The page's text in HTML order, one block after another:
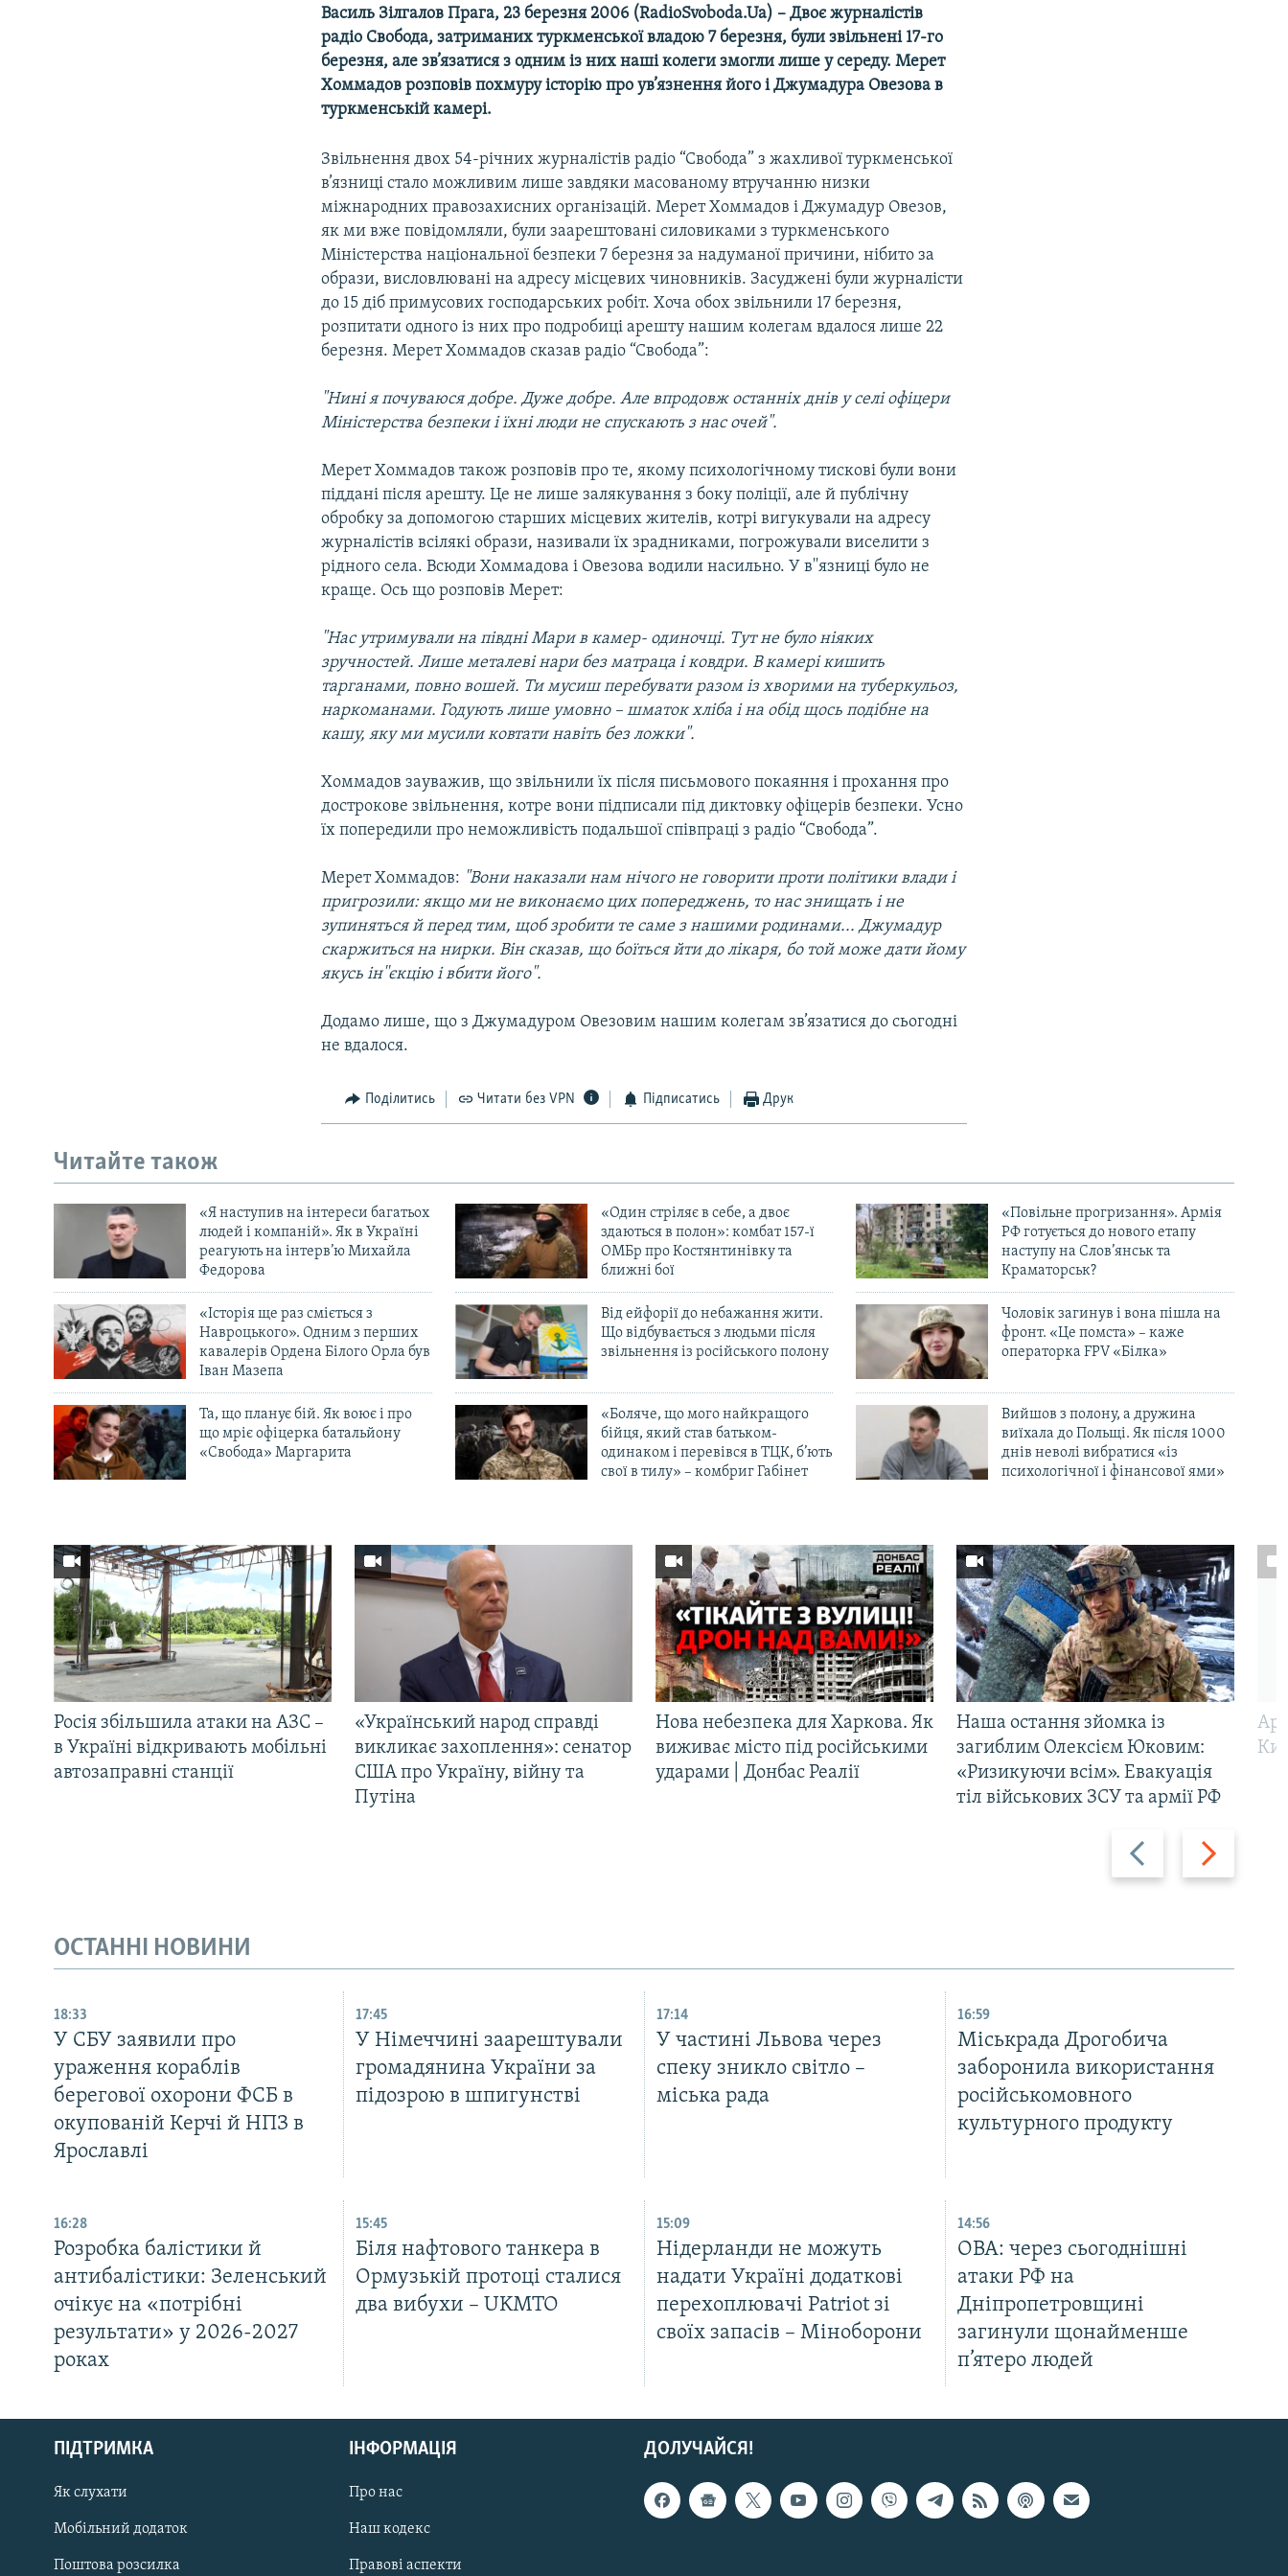
РУС
ДОЛУЧАЙСЯ!
Василь Зілгалов Прага, 23 березня 2006 (RadioSvoboda.Ua) – Двоє журналістів
радіо Свобода, затриманих туркменської владою 7 березня, були звільнені 17-го
березня, але зв’язатися з одним із них наші колеги змогли лише у середу. Мерет
Хоммадов розповів похмуру історію про ув’язнення його і Джумадура Овезова в
туркменській камері.
Звільнення двох 54-річних журналістів радіо “Свобода” з жахливої туркменської
в’язниці стало можливим лише завдяки масованому втручанню низки
міжнародних правозахисних організацій. Мерет Хоммадов і Джумадур Овезов,
як ми вже повідомляли, були заарештовані силовиками з туркменського
Міністерства національної безпеки 7 березня за надуманої причини, нібито за
образи, висловлювані на адресу місцевих чиновників. Засуджені були журналісти
до 15 діб примусових господарських робіт. Хоча обох звільнили 17 березня,
розпитати одного із них про подробиці арешту нашим колегам вдалося лише 22
березня. Мерет Хоммадов сказав радіо “Свобода”:
"Нині я почуваюся добре. Дуже добре. Але впродовж останніх днів у селі офіцери
Міністерства безпеки і їхні люди не спускають з нас очей".
Мерет Хоммадов також розповів про те, якому психологічному тискові були вони
піддані після арешту. Це не лише залякування з боку поліції, але й публічну
обробку за допомогою старших місцевих жителів, котрі вигукували на адресу
журналістів всілякі образи, називали їх зрадниками, погрожували виселити з
рідного села. Всюди Хоммадова і Овезова водили насильно. У в''язниці було не
краще. Ось що розповів Мерет:
"Нас утримували на півдні Мари в камер- одиночці. Тут не було ніяких
зручностей. Лише металеві нари без матраца і ковдри. В камері кишить
тарганами, повно вошей. Ти мусиш перебувати разом із хворими на туберкульоз,
наркоманами. Годують лише умовно – шматок хліба і на обід щось подібне на
кашу, яку ми мусили ковтати навіть без ложки".
Хоммадов зауважив, що звільнили їх після письмового покаяння і прохання про
дострокове звільнення, котре вони підписали під диктовку офіцерів безпеки. Усно
їх попередили про неможливість подальшої співпраці з радіо “Свобода”.
Мерет Хоммадов: "Вони наказали нам нічого не говорити проти політики влади і
пригрозили: якщо ми не виконаємо цих попереджень, то нас знищать і не
зупиняться й перед тим, щоб зробити те саме з нашими родинами... Джумадур
скаржиться на нирки. Він сказав, що боїться йти до лікаря, бо той може дати йому
якусь ін''єкцію і вбити його".
Додамо лише, що з Джумадуром Овезовим нашим колегам зв’язатися до сьогодні
не вдалося.
Поділитись Читати без VPN Підписатись Друк
Читайте також
«Я наступив на інтереси багатьох
людей і компаній». Як в Україні
реагують на інтерв’ю Михайла
Федорова
«Один стріляє в себе, а двоє
здаються в полон»: комбат 157-ї
ОМБр про Костянтинівку та
ближні бої
«Повільне прогризання». Армія
РФ готується до нового етапу
наступу на Слов’янськ та
Краматорськ?
«Історія ще раз сміється з
Навроцького». Одним з перших
кавалерів Ордена Білого Орла був
Іван Мазепа
Від ейфорії до небажання жити.
Що відбувається з людьми після
звільнення із російського полону
Чоловік загинув і вона пішла на
фронт. «Це помста» – каже
операторка FPV «Білка»
Та, що планує бій. Як воює і про
що мріє офіцерка батальйону
«Свобода» Маргарита
«Боляче, що мого найкращого
бійця, який став батьком-
одинаком і перевівся в ТЦК, б’ють
свої в тилу» – комбриг Габінет
Вийшов з полону, а дружина
виїхала до Польщі. Як після 1000
днів неволі вибратися «із
психологічної і фінансової ями»
Назад Вперед
Росія збільшила атаки на АЗС –
в Україні відкривають мобільні
автозаправні станції
«Український народ справді
викликає захоплення»: сенатор
США про Україну, війну та
Путіна
Нова небезпека для Харкова. Як
виживає місто під російськими
ударами | Донбас Реалії
Наша остання зйомка із
загиблим Олексієм Юковим:
«Ризикуючи всім». Евакуація
тіл військових ЗСУ та армії РФ
ОСТАННІ НОВИНИ
18:33
У СБУ заявили про
ураження кораблів
берегової охорони ФСБ в
окупованій Керчі й НПЗ в
Ярославлі
17:45
У Німеччині заарештували
громадянина України за
підозрою в шпигунстві
17:14
У частині Львова через
спеку зникло світло –
міська рада
16:59
Міськрада Дрогобича
заборонила використання
російськомовного
культурного продукту
16:28
Розробка балістики й
антибалістики: Зеленський
очікує на «потрібні
результати» у 2026-2027
роках
15:45
Біля нафтового танкера в
Ормузькій протоці сталися
два вибухи – UKMTO
15:09
Нідерланди не можуть
надати Україні додаткові
перехоплювачі Patriot зі
своїх запасів – Міноборони
14:56
ОВА: через сьогоднішні
атаки РФ на
Дніпропетровщині
загинули щонайменше
п’ятеро людей
ДОЛУЧАЙСЯ!
ПІДТРИМКА
Як слухати
Мобільний додаток
Поштова розсилка
ІНФОРМАЦІЯ
Про нас
Наш кодекс
Правові аспекти